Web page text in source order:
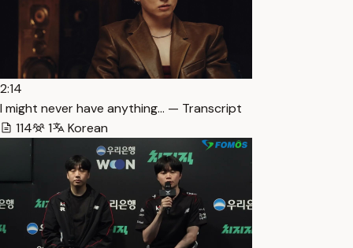
2:14
I might never have anything… — Transcript
114
1 Korean